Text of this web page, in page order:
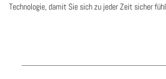
Technologie, damit Sie sich zu jeder Zeit sicher